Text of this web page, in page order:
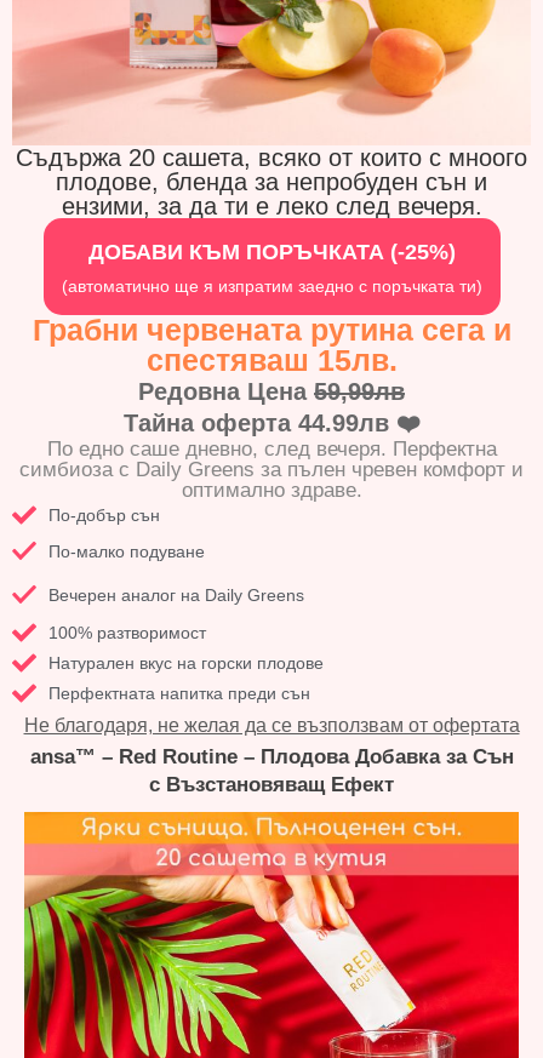
Съдържа 20 сашета, всяко от които с мноого
плодове, бленда за непробуден сън и
ензими, за да ти е леко след вечеря.
ДОБАВИ КЪМ ПОРЪЧКАТА (-25%)
(автоматично ще я изпратим заедно с поръчката ти)
Грабни червената рутина сега и
спестяваш 15лв.
Редовна Цена 59,99лв
Тайна оферта 44.99лв ❤️
По едно саше дневно, след вечеря. Перфектна
симбиоза с Daily Greens за пълен чревен комфорт и
оптимално здраве.
По-добър сън
По-малко подуване
Вечерен аналог на Daily Greens
100% разтворимост
Натурален вкус на горски плодове
Перфектната напитка преди сън
Не благодаря, не желая да се възползвам от офертата
ansa™ – Red Routine – Плодова Добавка за Сън
с Възстановяващ Ефект